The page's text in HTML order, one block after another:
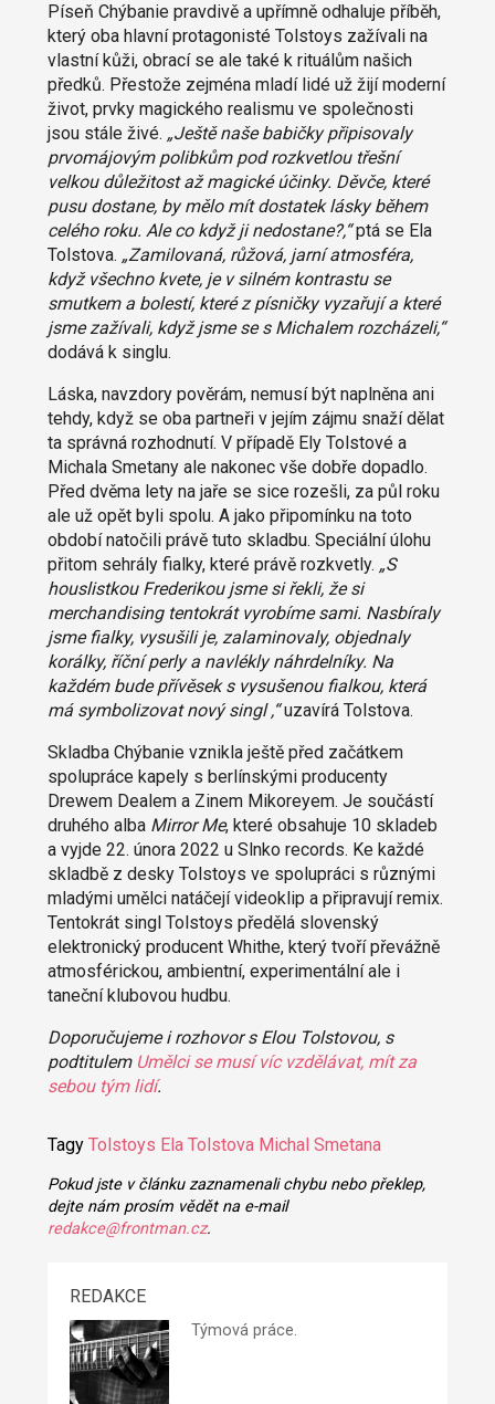
Píseň Chýbanie pravdivě a upřímně odhaluje příběh,
který oba hlavní protagonisté Tolstoys zažívali na
vlastní kůži, obrací se ale také k rituálům našich
předků. Přestože zejména mladí lidé už žijí moderní
život, prvky magického realismu ve společnosti
jsou stále živé. „Ještě naše babičky připisovaly
prvomájovým polibkům pod rozkvetlou třešní
velkou důležitost až magické účinky. Děvče, které
pusu dostane, by mělo mít dostatek lásky během
celého roku. Ale co když ji nedostane?,“ptá se Ela
Tolstova. „Zamilovaná, růžová, jarní atmosféra,
když všechno kvete, je v silném kontrastu se
smutkem a bolestí, které z písničky vyzařují a které
jsme zažívali, když jsme se s Michalem rozcházeli,“
dodává k singlu.
Láska, navzdory pověrám, nemusí být naplněna ani
tehdy, když se oba partneři v jejím zájmu snaží dělat
ta správná rozhodnutí. V případě Ely Tolstové a
Michala Smetany ale nakonec vše dobře dopadlo.
Před dvěma lety na jaře se sice rozešli, za půl roku
ale už opět byli spolu. A jako připomínku na toto
období natočili právě tuto skladbu. Speciální úlohu
přitom sehrály fialky, které právě rozkvetly. „S
houslistkou Frederikou jsme si řekli, že si
merchandising tentokrát vyrobíme sami. Nasbíraly
jsme fialky, vysušili je, zalaminovaly, objednaly
korálky, říční perly a navlékly náhrdelníky. Na
každém bude přívěsek s vysušenou fialkou, která
má symbolizovat nový singl ,“uzavírá Tolstova.
Skladba Chýbanie vznikla ještě před začátkem
spolupráce kapely s berlínskými producenty
Drewem Dealem a Zinem Mikoreyem. Je součástí
druhého alba Mirror Me, které obsahuje 10 skladeb
a vyjde 22. února 2022 u Slnko records. Ke každé
skladbě z desky Tolstoys ve spolupráci s různými
mladými umělci natáčejí videoklip a připravují remix.
Tentokrát singl Tolstoys předělá slovenský
elektronický producent Whithe, který tvoří převážně
atmosférickou, ambientní, experimentální ale i
taneční klubovou hudbu.
Doporučujeme i rozhovor s Elou Tolstovou, s
podtitulem Umělci se musí víc vzdělávat, mít za
sebou tým lidí.
Tagy Tolstoys Ela Tolstova Michal Smetana
Pokud jste v článku zaznamenali chybu nebo překlep,
dejte nám prosím vědět na e-mail
redakce@frontman.cz.
REDAKCE
Týmová práce.